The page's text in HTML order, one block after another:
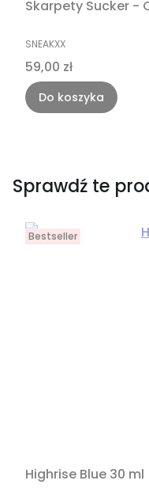
Skarpety Sucker -
PRODUCENT
SNEAKXX
Cena
59,00 zł
Do koszyka
Sprawdź te
Bestseller
Highrise Blue 30 ml